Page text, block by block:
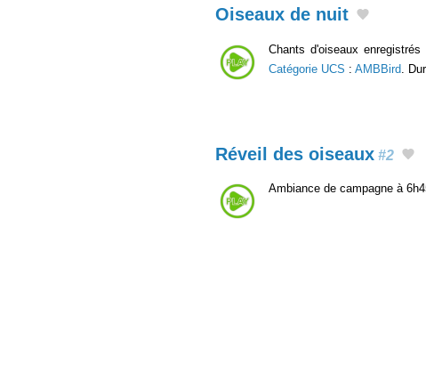
Oiseaux de nuit
Chants d'oiseaux
Catégorie UCS : AMBBird .
Réveil des oiseaux #2
Ambiance de campagne à